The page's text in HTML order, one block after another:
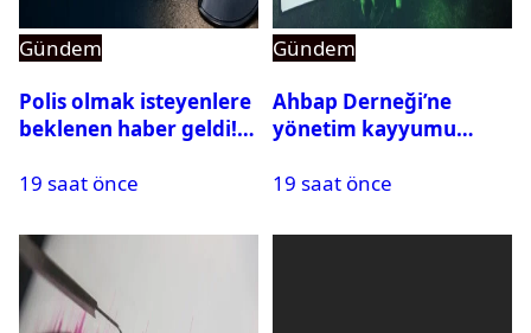
Gündem
Polis olmak isteyenlere
beklenen haber geldi!
19 saat önce
Gündem
Ahbap Derneği’ne
yönetim kayyumu
açıldı
19 saat önce